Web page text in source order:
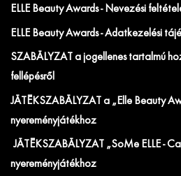
ELLE Beauty Awards - Nevezési
ELLE Beauty Awards - Adatkezelési
SZABÁLYZAT a jogellenes tartalmú
fellépésről
JÁTÉKSZABÁLYZAT a „Elle Beauty
nyereményjátékhoz
JÁTÉKSZABÁLYZAT „SoMe ELLE -
nyereményjátékhoz